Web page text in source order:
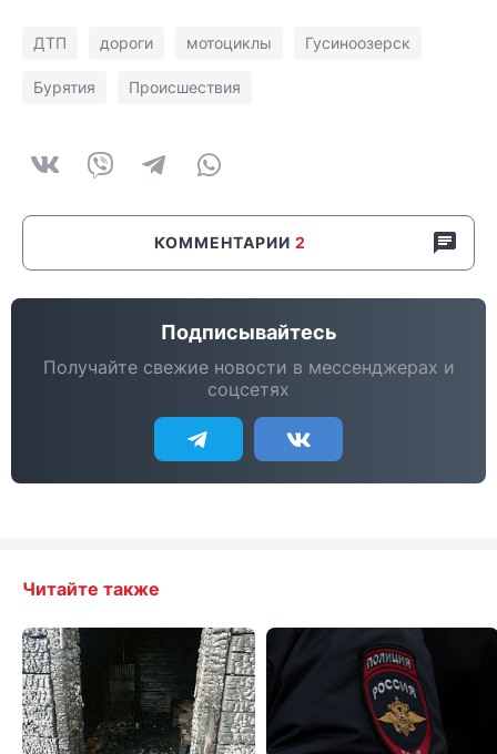
ДТП дороги мотоциклы Гусиноозерск
Бурятия Происшествия
КОММЕНТАРИИ 2
Подписывайтесь
Получайте свежие новости в мессенджерах и
соцсетях
Читайте также